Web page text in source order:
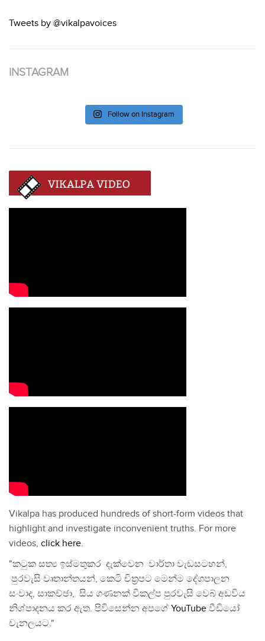
Tweets by @vikalpavoices
INSTAGRAM
Follow on Instagram
Vikalpa has produced hundreds of short-form videos that
highlight and investigate inconvenient truths. For more
videos, click here.
"කටුක සත්‍ය ඉස්මතුකර දැක්වෙන වාර්තා වැඩසටහන්,
පුරවැසි වෘතාන්තයන්, කෙටි චිත්‍රපට මෙන්ම දේශපාලන
සංවාද, සාකච්ඡා, සිය ගණනක් විකල්ප පුරවැසි වෙබ් අඩවිය
නිශ්පාදනය කර ඇත. පිවිසෙන්න අපගේ YouTube වීඩියෝ
චැනලයට."